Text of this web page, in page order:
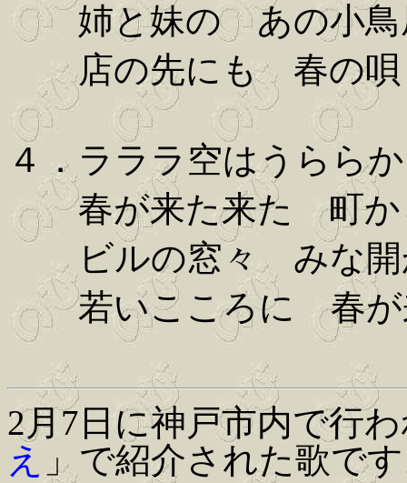
姉と妹の あの小鳥
店の先にも 春の唄
４．ラララ空はうらら
春が来た来た 町か
ビルの窓々 みな開
若いこころに 春が
2月7日に神戸市内で行
え
」で紹介された歌で